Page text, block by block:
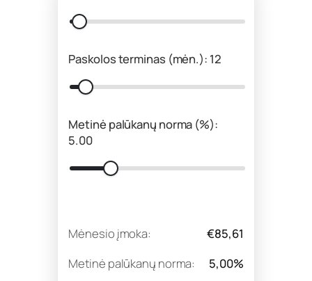
Paskolos terminas (mėn.): 12
Metinė palūkanų norma (%):
5.00
Mėnesio įmoka:
€85,61
Metinė palūkanų norma:
5,00%